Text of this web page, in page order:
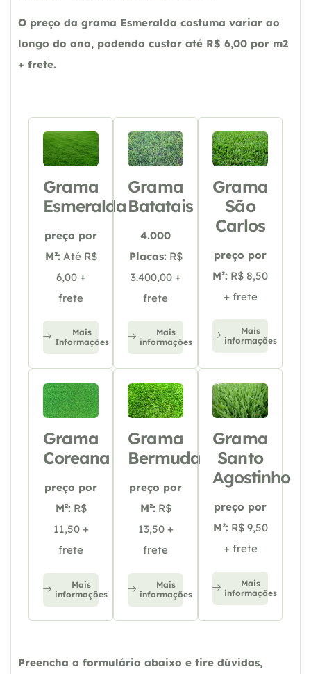
O preço da grama Esmeralda costuma variar ao
longo do ano, podendo custar até R$ 6,00 por m2
+ frete.
Grama
Esmeralda
preço por
M²: Até R$
6,00 +
frete
Mais
Informações
Grama
Batatais
4.000
Placas: R$
3.400,00 +
frete
Mais
informações
Grama
São
Carlos
preço por
M²: R$ 8,50
+ frete
Mais
informações
Grama
Coreana
preço por
M²: R$
11,50 +
frete
Mais
informações
Grama
Bermuda
preço por
M²: R$
13,50 +
frete
Mais
informações
Grama
Santo
Agostinho
preço por
M²: R$ 9,50
+ frete
Mais
informações
Preencha o formulário abaixo e tire dúvidas,